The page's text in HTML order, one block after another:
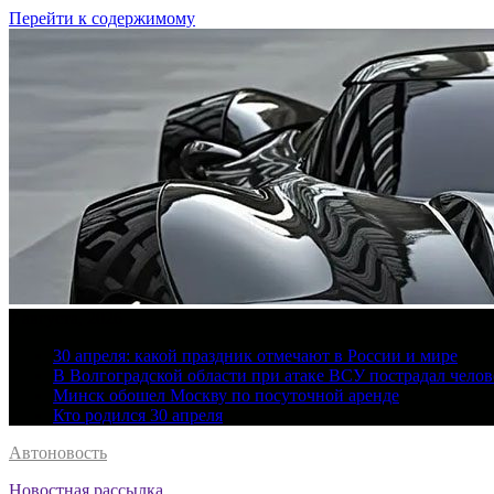
Перейти к содержимому
30 апреля: какой праздник отмечают в России и мире
В Волгоградской области при атаке ВСУ пострадал
Минск обошел Москву по посуточной аренде
Кто родился 30 апреля
Автоновость
Новостная рассылка